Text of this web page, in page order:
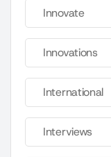
Innovate
Innovations
International
Interviews